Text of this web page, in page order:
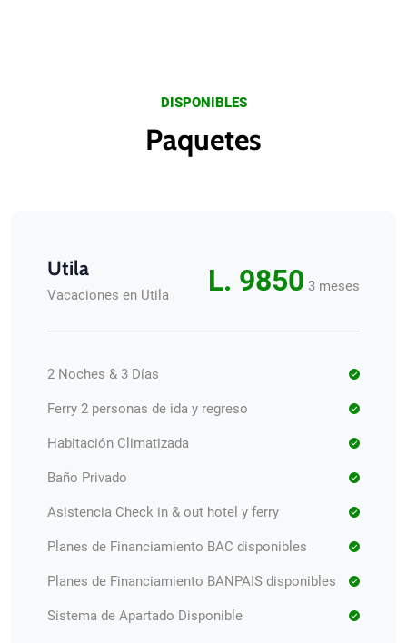
DISPONIBLES
Paquetes
Utila
Vacaciones en Utila L. 9850 3 meses
2 Noches & 3 Días
Ferry 2 personas de ida y regreso
Habitación Climatizada
Baño Privado
Asistencia Check in & out hotel y ferry
Planes de Financiamiento BAC disponibles
Planes de Financiamiento BANPAIS disponibles
Sistema de Apartado Disponible